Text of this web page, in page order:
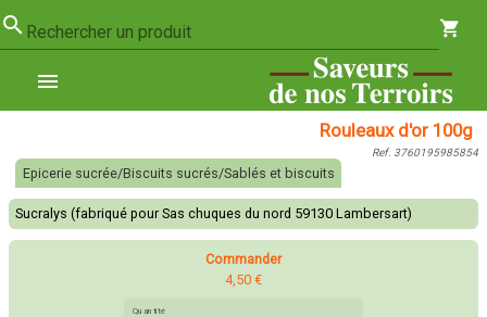
search Rechercher un produit shopping_cart
menu
Rouleaux d'or 100g
Ref. 3760195985854
Epicerie sucrée/Biscuits sucrés/Sablés et biscuits
Sucralys (fabriqué pour Sas chuques du nord 59130 Lambersart)
Commander
4,50 €
Quantité